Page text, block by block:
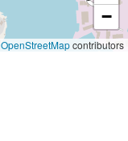
−
OpenStreetMapcontributors